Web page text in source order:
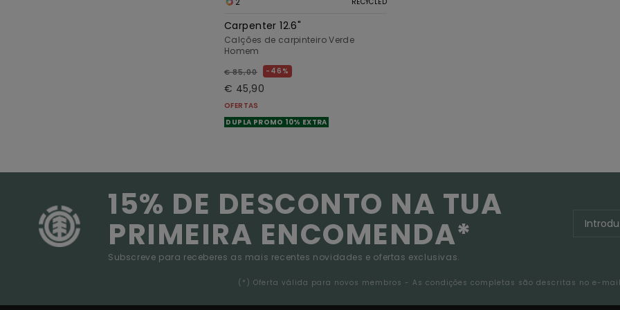
Carpenter 12.6"
Calções de carpinteiro Verde
Homem
€ 85,00 46%
€ 45,90
OFERTAS
DUPLA PROMO 10% EXTRA
15% DE DESCONTO NA TUA
PRIMEIRA ENCOMENDA*
Subscreve para receberes as mais recentes novidades e ofertas exclusivas.
(*) Oferta válida para novos membros - As condições completas são descritas no e-